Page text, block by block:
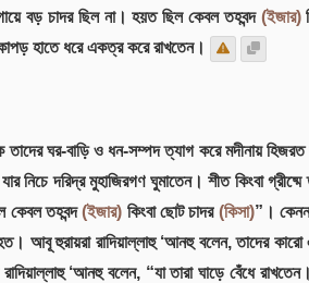
বড় চাদর ছিল না। হয়ত ছিল কেবল তহবন্দ (ইজার)
হাতে ধরে একত্র করে রাখতেন।
ঘর-বাড়ি ও ধন-সম্পদ ত্যাগ করে মদীনায় হিজরত
দরিদ্র মুহাজিরগণ ঘুমাতেন। শীত কিংবা গ্রীষ্মে
কেবল তহবন্দ(ইজার) কিংবা ছোট চাদর (কিসা)”।
আবূ হুরায়রা রাদিয়াল্লাহু ‘আনহু বলেন, তাদের
‘আনহু বলেন, “যা তারা ঘাড়ে বেঁধে